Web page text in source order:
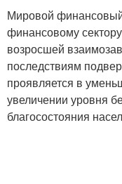
Мировой
финансовому
возросшей
последствиям
проявляется в
увеличении уровня
благосостояния